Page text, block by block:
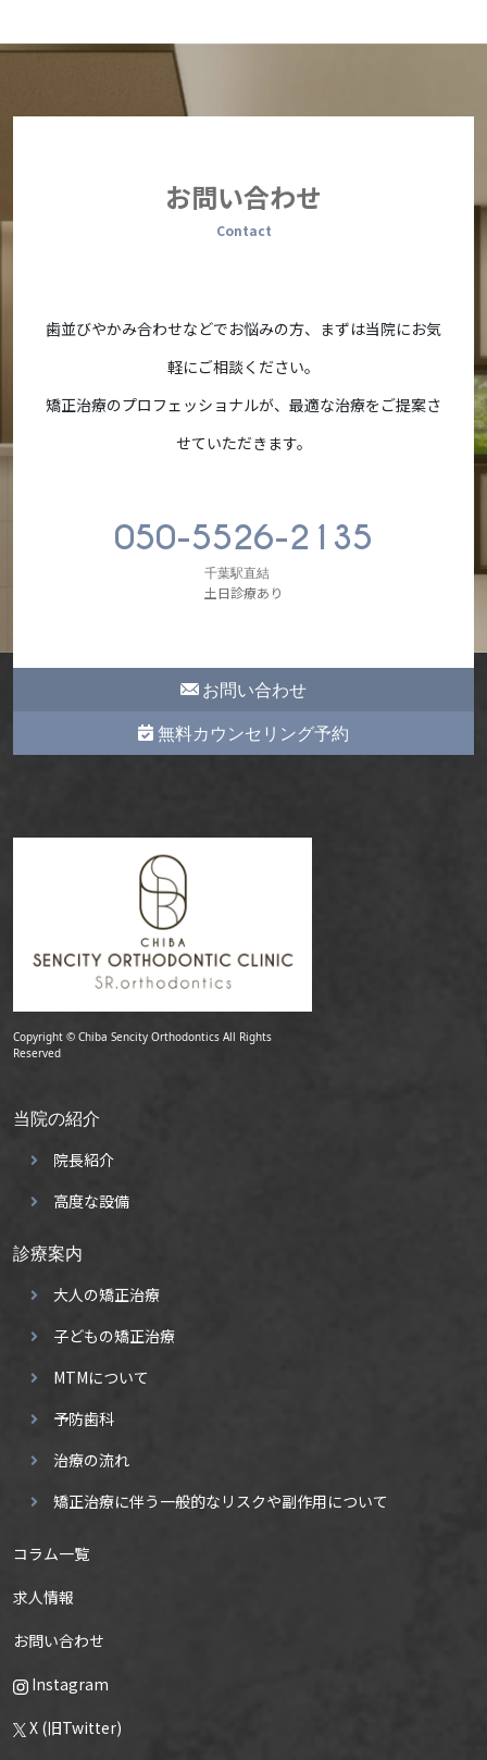
お問い合わせ
Contact
歯並びやかみ合わせなどでお悩みの方、まずは当院にお気
軽にご相談ください。
矯正治療のプロフェッショナルが、最適な治療をご提案さ
せていただきます。
050-5526-2135
千葉駅直結
土日診療あり
お問い合わせ
無料カウンセリング予約
Copyright © Chiba Sencity Orthodontics All Rights
Reserved
当院の紹介
院長紹介
高度な設備
診療案内
大人の矯正治療
子どもの矯正治療
MTMについて
予防歯科
治療の流れ
矯正治療に伴う一般的なリスクや副作用について
コラム一覧
求人情報
お問い合わせ
Instagram
X (旧Twitter)